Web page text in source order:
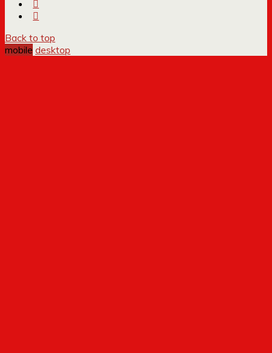
Back to top
mobile desktop